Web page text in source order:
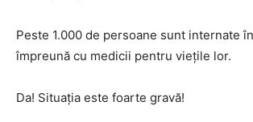
Peste 1.000 de persoane sunt internate
împreună cu medicii pentru viețile lor.
Da! Situația este foarte gravă!